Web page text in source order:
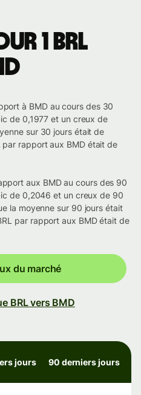
1 BRL
à BMD au cours des 30
de 0,1977 et un creux de
sur 30 jours était de
rapport aux BMD était de
aux BMD au cours des 90
de 0,2046 et un creux de 90
la moyenne sur 90 jours était
par rapport aux BMD était de
du marché
BRL vers BMD
jours 90 derniers jours